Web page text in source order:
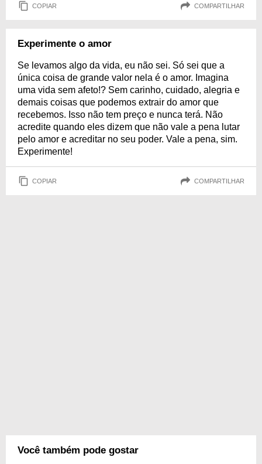
COPIAR COMPARTILHAR
Experimente o amor
Se levamos algo da vida, eu não sei. Só sei que a
única coisa de grande valor nela é o amor. Imagina
uma vida sem afeto!? Sem carinho, cuidado, alegria e
demais coisas que podemos extrair do amor que
recebemos. Isso não tem preço e nunca terá. Não
acredite quando eles dizem que não vale a pena lutar
pelo amor e acreditar no seu poder. Vale a pena, sim.
Experimente!
COPIAR COMPARTILHAR
Você também pode gostar